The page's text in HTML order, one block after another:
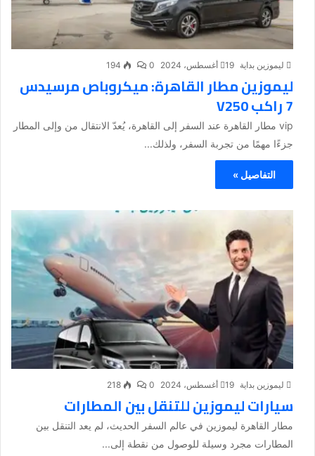
ليموزين بداية 19 أغسطس، 2024 0
194
ليموزين مطار القاهرة: ميكروباص مرسيدس
7 راكب V250
vip مطار القاهرة عند السفر إلى القاهرة، يُعدّ الانتقال من وإلى المطار
جزءًا مهمًا من تجربة السفر، ولذلك...
التفاصيل »
ليموزين بداية 19 أغسطس، 2024 0
218
سيارات ليموزين للتنقل بين المطارات
مطار القاهرة ليموزين في عالم السفر الحديث، لم يعد التنقل بين
المطارات مجرد وسيلة للوصول من نقطة إلى...